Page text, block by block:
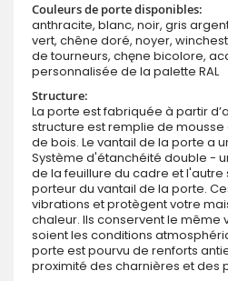
Couleurs de porte disponibles:
anthracite, blanc, noir, gris
vert, chêne doré, noyer,
de tourneurs, chęne bicolore,
personnalisée de la palette RAL
Structure:
La porte est fabriquée à partir
structure est remplie de mousse
de bois. Le vantail de la porte a
Système d'étanchéité double -
de la feuillure du cadre et l'autre
porteur du vantail de la porte.
vibrations et protègent votre
chaleur. Ils conservent le même
soient les conditions
porte est pourvu de renforts
proximité des charnières et des